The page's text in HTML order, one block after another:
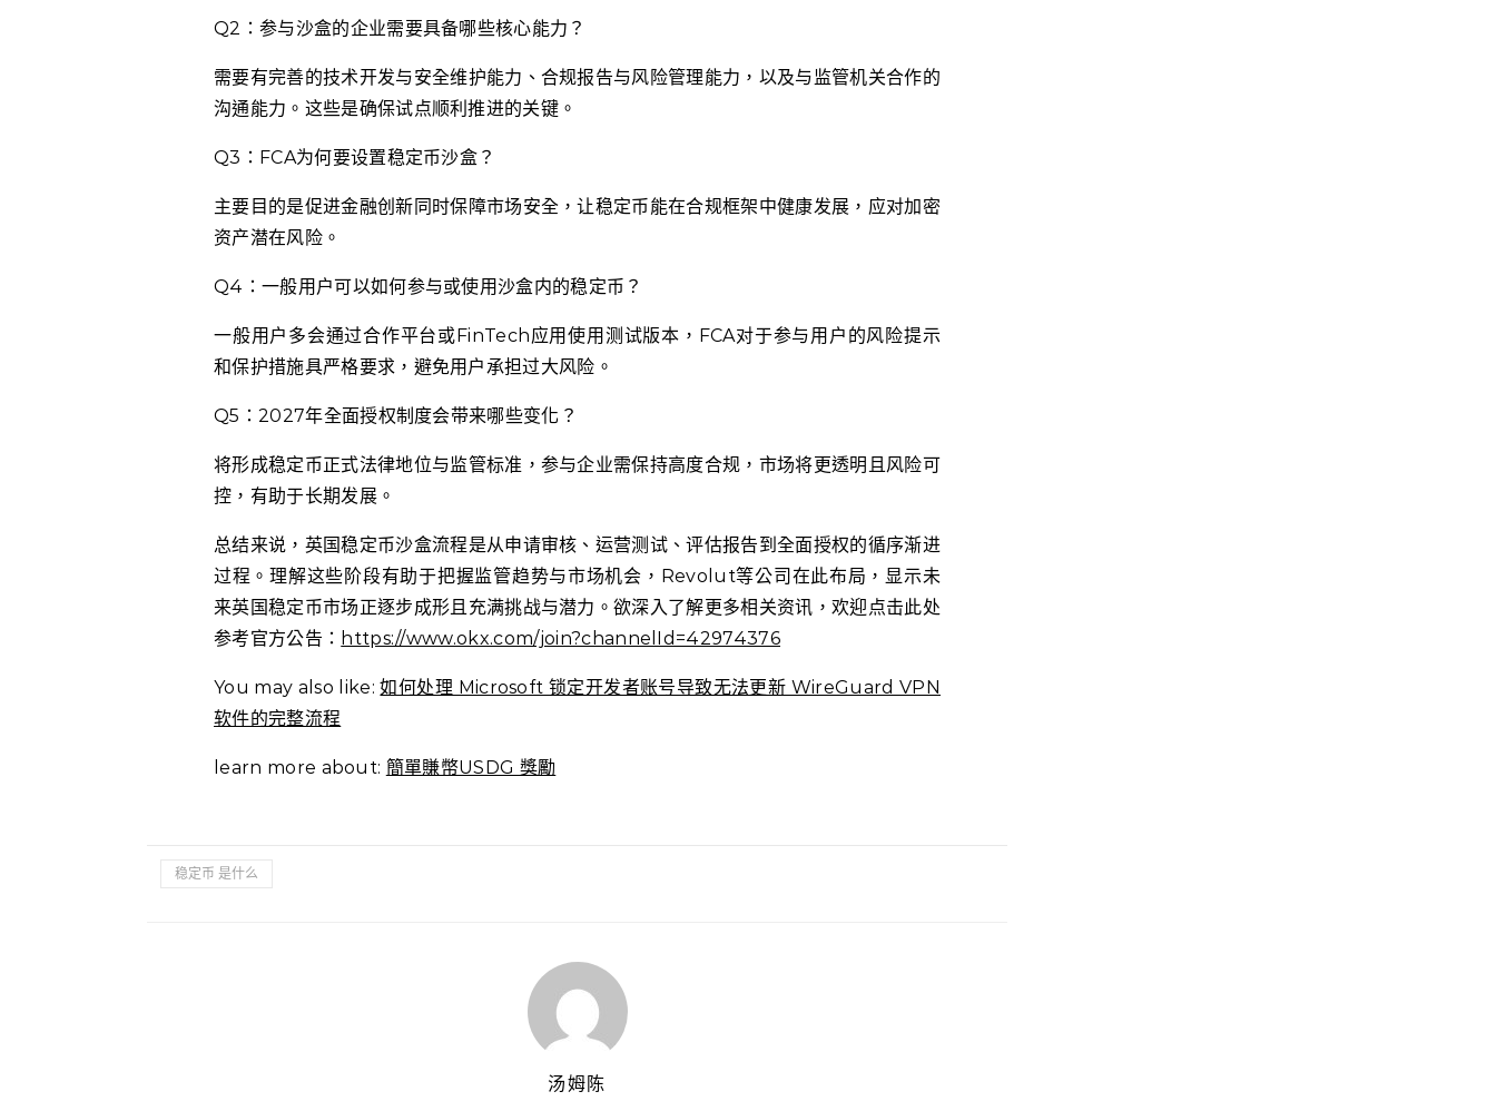
Q2：参与沙盒的企业需要具备哪些核心能力？
需要有完善的技术开发与安全维护能力、合规报告与风险管理能力，以及与监管机关合作的
沟通能力。这些是确保试点顺利推进的关键。
Q3：FCA为何要设置稳定币沙盒？
主要目的是促进金融创新同时保障市场安全，让稳定币能在合规框架中健康发展，应对加密
资产潜在风险。
Q4：一般用户可以如何参与或使用沙盒内的稳定币？
一般用户多会通过合作平台或FinTech应用使用测试版本，FCA对于参与用户的风险提示
和保护措施具严格要求，避免用户承担过大风险。
Q5：2027年全面授权制度会带来哪些变化？
将形成稳定币正式法律地位与监管标准，参与企业需保持高度合规，市场将更透明且风险可
控，有助于长期发展。
总结来说，英国稳定币沙盒流程是从申请审核、运营测试、评估报告到全面授权的循序渐进
过程。理解这些阶段有助于把握监管趋势与市场机会，Revolut等公司在此布局，显示未
来英国稳定币市场正逐步成形且充满挑战与潜力。欲深入了解更多相关资讯，欢迎点击此处
参考官方公告： https://www.okx.com/join?channelId=42974376
You may also like:如何处理 Microsoft 锁定开发者账号导致无法更新 WireGuard VPN
软件的完整流程
learn more about: 簡單賺幣USDG 獎勵
稳定币 是什么
汤姆陈